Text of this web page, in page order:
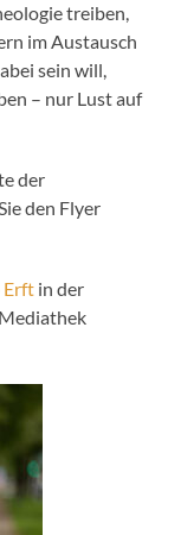
treiben,
im Austausch
sein will,
– nur Lust auf
der
den Flyer
Erft in der